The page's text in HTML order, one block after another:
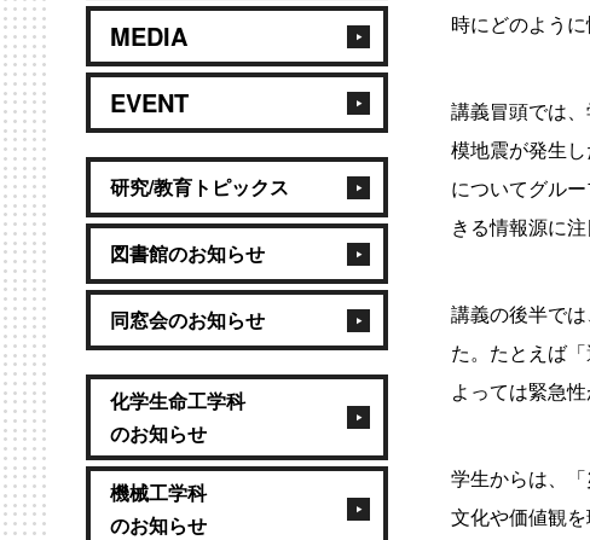
MEDIA
EVENT
研究/教育トピックス
図書館のお知らせ
同窓会のお知らせ
化学生命工学科
のお知らせ
機械工学科
のお知らせ
時にどのよう
講義冒頭では
模地震が発生
についてグル
きる情報源に
講義の後半で
た。たとえば
よっては緊急
学生からは、
文化や価値観